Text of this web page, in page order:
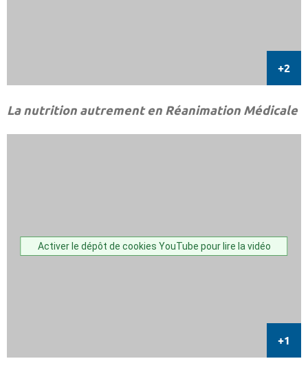
La nutrition autrement en Réanimation Médicale
Activer le dépôt de cookies YouTube pour lire la vidéo